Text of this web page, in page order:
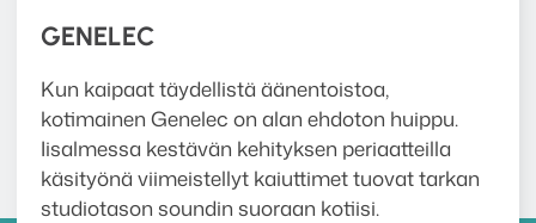
GENELEC
Kun kaipaat täydellistä äänentoistoa,
kotimainen Genelec on alan ehdoton huippu.
Iisalmessa kestävän kehityksen periaatteilla
käsityönä viimeistellyt kaiuttimet tuovat tarkan
studiotason soundin suoraan kotiisi.